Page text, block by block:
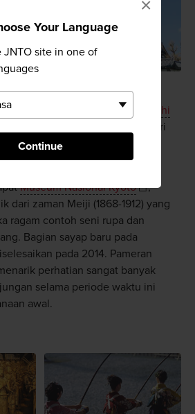
Your Language
JNTO site in one of
Continue
×
utara dari Stasiun Kyoto,
Higashi
tidak akan terlewat dari
Jalan Shichijo di seberang
Museum Nasional Kyoto
,
dari zaman Meiji (1868-1912) yang
ragam contoh seni rupa dan
Bagian sayap baru pada
pada 2014. Pameran
perhatian sangat banyak
selama periode waktu ini
awal.